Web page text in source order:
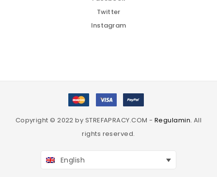
Twitter
Instagram
Copyright © 2022 by STREFAPRACY.COM - Regulamin. All
rights reserved.
English